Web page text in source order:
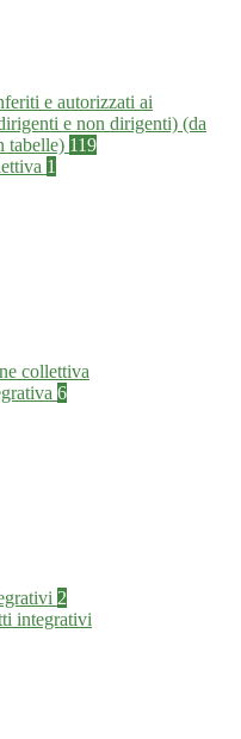
e autorizzati ai
e non dirigenti) (da
tabelle) 119
1
collettiva
6
2
integrativi